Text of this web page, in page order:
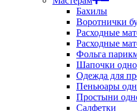
Бахилы
Воротнички
Расходные
Расходные
Фольга
Шапочки
Одежда для
Пеньюары
Простыни
Салфетки